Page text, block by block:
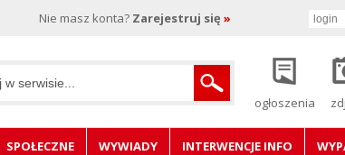
Nie masz konta? Zarejestruj się »
ogłoszenia
SPOŁECZNE WYWIADY INTERWENCJE INFO